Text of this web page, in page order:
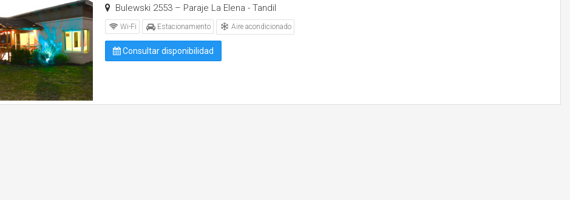
Bulewski 2553 – Paraje La Elena - Tandil
Wi-Fi Estacionamiento Aire acondicionado
Consultar disponibilidad